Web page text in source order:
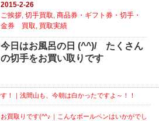
2015-2-26
ご挨拶,切手買取,商品券・ギフト券・切手・
金券 買取, 買取実績
今日はお風呂の日 (^^)/ たくさん
の切手をお買い取りです
！｜浅間山も、今朝は白かったですよ～！！
取りです(^^♪｜こんなボールペンはいかがでし